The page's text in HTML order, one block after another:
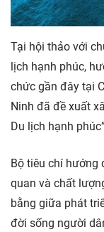
Tại hội thảo với
lịch hạnh phúc,
chức gần đây tại
Ninh đã đề xuất
Du lịch hạnh
Bộ tiêu chí hướng
quan và chất
bằng giữa phát
đời sống người